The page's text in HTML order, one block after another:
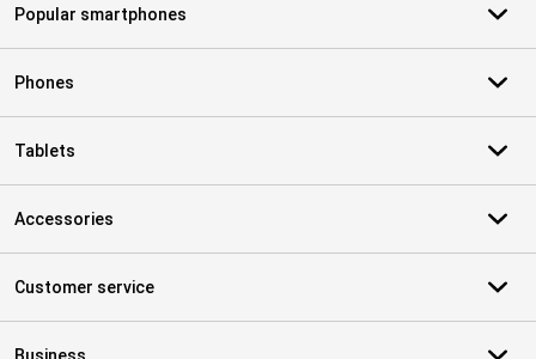
Popular smartphones
Phones
Tablets
Accessories
Customer service